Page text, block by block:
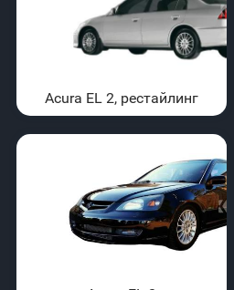
Acura EL 2, рестайлинг